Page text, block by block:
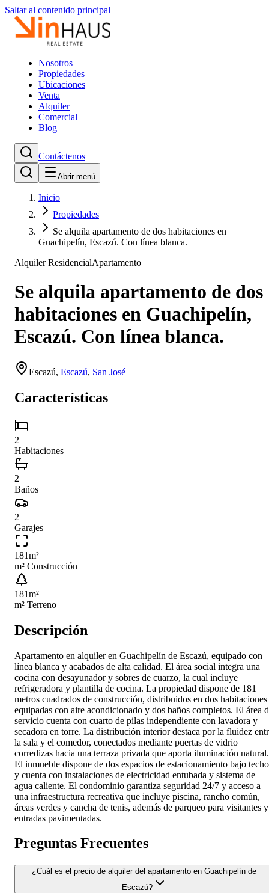
Saltar al contenido principal
Nosotros
Propiedades
Ubicaciones
Venta
Alquiler
Comercial
Blog
Contáctenos
Abrir menú
Inicio
Propiedades
Se alquila apartamento de dos habitaciones en
Guachipelín, Escazú. Con línea blanca.
Alquiler ResidencialApartamento
Se alquila apartamento de dos
habitaciones en Guachipelín,
Escazú. Con línea blanca.
Escazú, Escazú, San José
Características
2
Habitaciones
2
Baños
2
Garajes
181m²
m² Construcción
181m²
m² Terreno
Descripción
Apartamento en alquiler en Guachipelín de Escazú, equipado con
línea blanca y acabados de alta calidad. El área social integra una
cocina con desayunador y sobres de cuarzo, la cual incluye
refrigeradora y plantilla de cocina. La propiedad dispone de 181
metros cuadrados de construcción, distribuidos en dos habitaciones
equipadas con aire acondicionado y dos baños completos. El área
servicio cuenta con cuarto de pilas independiente con lavadora y
secadora en torre. La distribución interior destaca por la fluidez
la sala y el comedor, conectados mediante puertas de vidrio
corredizas hacia una terraza privada que aporta iluminación natural.
El inmueble dispone de dos espacios de estacionamiento bajo techo
y cuenta con instalaciones de electricidad entubada y sistema de
agua caliente. El condominio garantiza seguridad 24/7 y acceso a
una infraestructura recreativa que incluye piscina, rancho común,
áreas verdes y cancha de tenis, además de parqueo para visitantes y
entradas pavimentadas.
Preguntas Frecuentes
¿Cuál es el precio de alquiler del apartamento en Guachipelín de
Escazú?